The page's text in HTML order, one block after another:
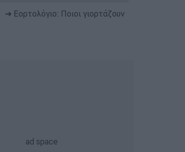
➔ Εορτολόγιο: Ποιοι γιορτάζουν